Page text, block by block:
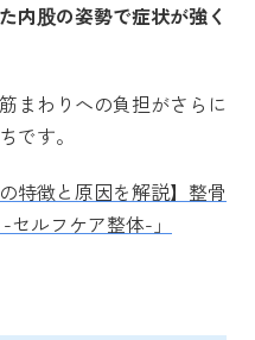
内股の姿勢で症状が強く
まわりへの負担がさらに
です。
特徴と原因を解説】整骨
ルフケア整体-」